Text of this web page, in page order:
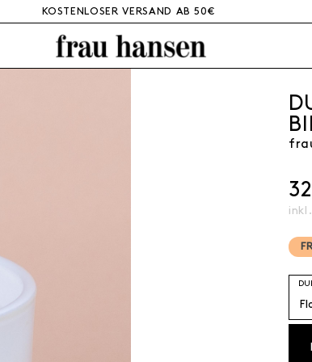
KOSTENLOSER VERSAND AB 50€